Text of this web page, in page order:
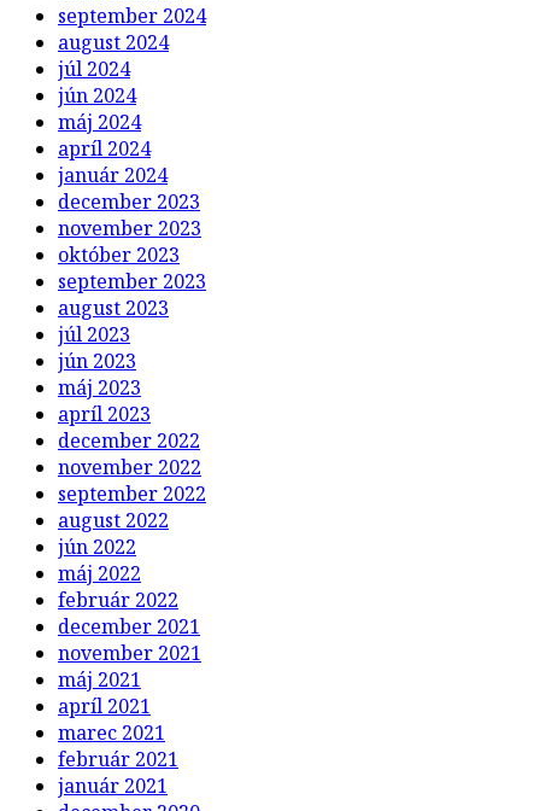
september 2024
august 2024
júl 2024
jún 2024
máj 2024
apríl 2024
január 2024
december 2023
november 2023
október 2023
september 2023
august 2023
júl 2023
jún 2023
máj 2023
apríl 2023
december 2022
november 2022
september 2022
august 2022
jún 2022
máj 2022
február 2022
december 2021
november 2021
máj 2021
apríl 2021
marec 2021
február 2021
január 2021